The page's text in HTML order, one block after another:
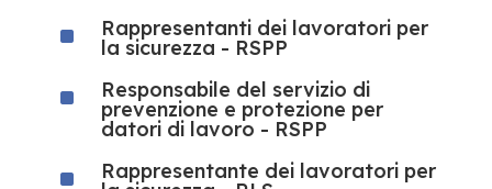
^ Rappresentanti dei lavoratori per
la sicurezza - RSPP
^ Responsabile del servizio di
prevenzione e protezione per
datori di lavoro - RSPP
^ Rappresentante dei lavoratori per